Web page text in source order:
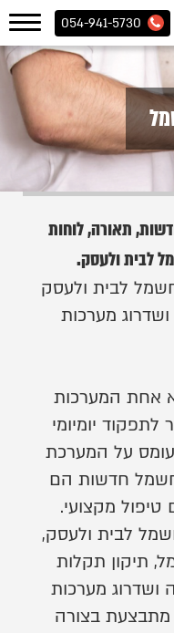
054-941-5730
תאורה, לוחות
לבית ולעסק.
לבית ולעסק
מערכות
אחת המערכות
לתפקוד יומיומי
על המערכת
חשמל חדשות הם
טיפול מקצועי.
לבית ולעסק,
תיקון תקלות
ושדרוג מערכות
מתבצעת בצורה